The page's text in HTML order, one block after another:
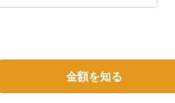
金額を知る